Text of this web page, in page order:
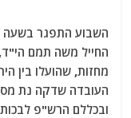
השבוע התפגר בשעה
החייל משה תמם
מחזות, שהועלו בין
העובדה שדקה נת
ובכללם הרש"פ